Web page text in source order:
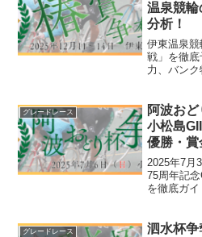
温泉競
分析！
伊東温泉
戦」を徹
力、バンク
グレードレース
阿波おど
小松島
優勝・
2025年7月
75周年記
を徹底ガイ
攻略の鍵
グレードレース
泗水杯